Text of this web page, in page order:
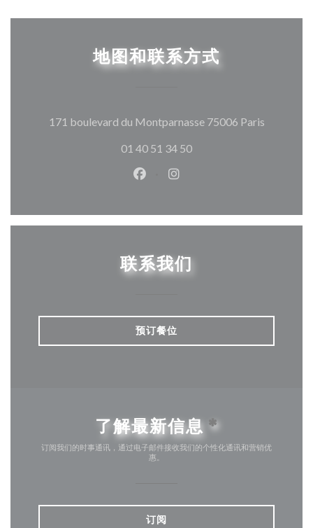
地图和联系方式
171 boulevard du Montparnasse 75006 Paris((在新窗
01 40 51 34 50
Facebook ((在新窗口中打开))
Instagram ((在新窗口中
联系我们
预订餐位
了解最新信息 *
订阅我们的时事通讯，通过电子邮件接收我们的个性化通讯和营销优
惠。
订阅